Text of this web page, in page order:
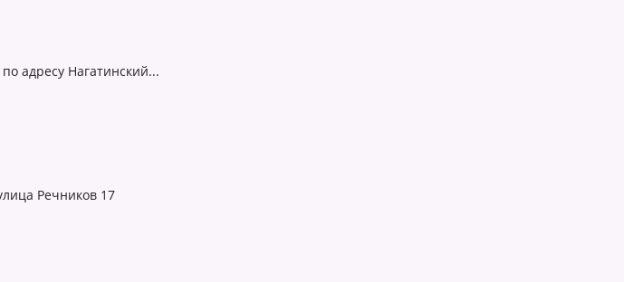
адресу Нагатинский...
Речников 17